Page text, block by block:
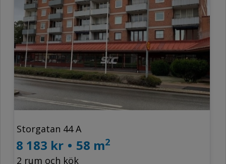
Storgatan 44 A
8 183 kr • 58 m2
2 rum och kök